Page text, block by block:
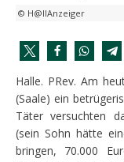
© H@llAnzeiger
Halle. PRev. Am
(Saale) ein
Täter versuchten
(sein Sohn hätte
bringen, 70.000